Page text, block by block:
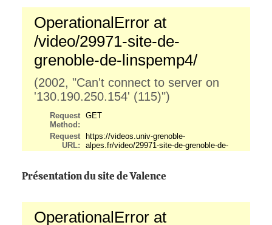
Présentation du site de Valence